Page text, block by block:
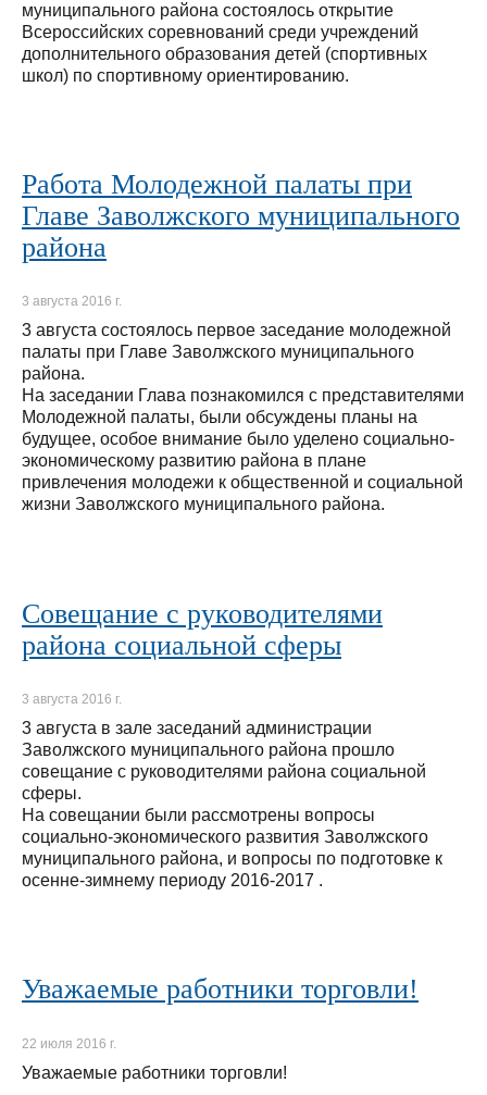
муниципального района состоялось открытие
Всероссийских соревнований среди учреждений
дополнительного образования детей (спортивных
школ) по спортивному ориентированию.
Работа Молодежной палаты при
Главе Заволжского муниципального
района
3 августа 2016 г.
3 августа состоялось первое заседание молодежной
палаты при Главе Заволжского муниципального
района.
На заседании Глава познакомился с представителями
Молодежной палаты, были обсуждены планы на
будущее, особое внимание было уделено социально-
экономическому развитию района в плане
привлечения молодежи к общественной и социальной
жизни Заволжского муниципального района.
Совещание с руководителями
района социальной сферы
3 августа 2016 г.
3 августа в зале заседаний администрации
Заволжского муниципального района прошло
совещание с руководителями района социальной
сферы.
На совещании были рассмотрены вопросы
социально-экономического развития Заволжского
муниципального района, и вопросы по подготовке к
осенне-зимнему периоду 2016-2017 .
Уважаемые работники торговли!
22 июля 2016 г.
Уважаемые работники торговли!